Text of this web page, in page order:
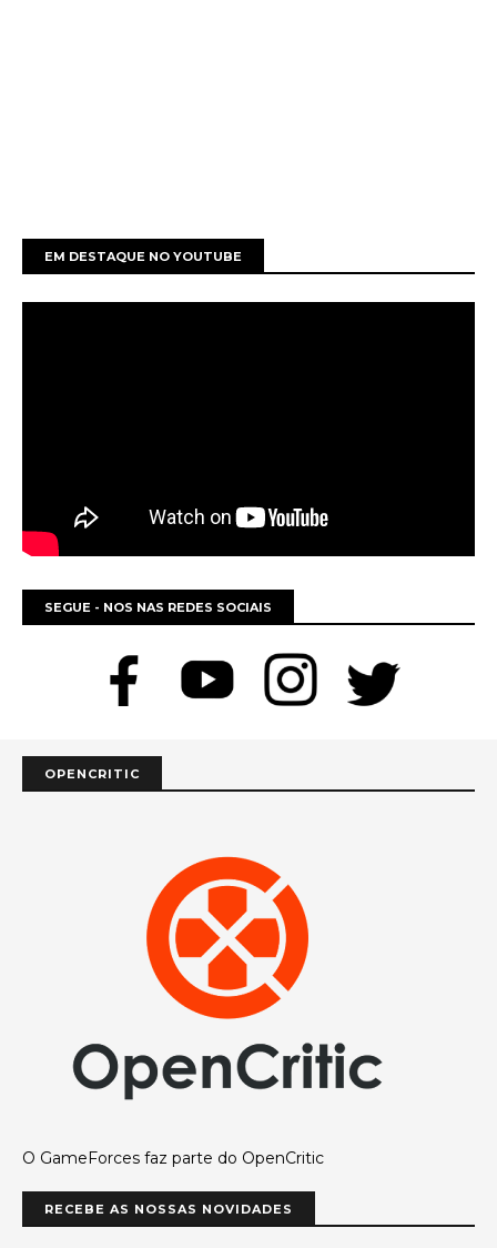
EM DESTAQUE NO YOUTUBE
SEGUE - NOS NAS REDES SOCIAIS
OPENCRITIC
O GameForces faz parte do OpenCritic
RECEBE AS NOSSAS NOVIDADES